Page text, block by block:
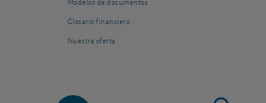
Modelos de documentos
Glosario financiero
Nuestra oferta